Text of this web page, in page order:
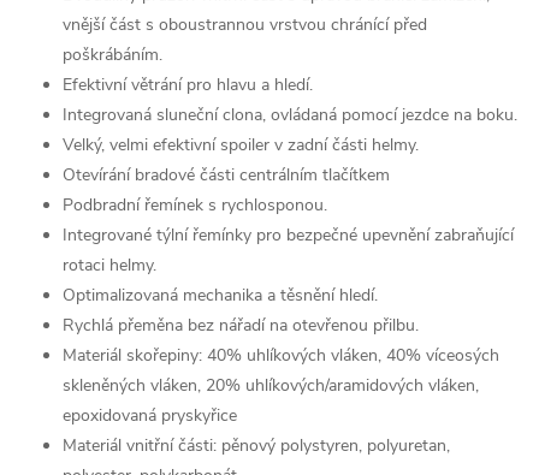
vnější část s oboustrannou vrstvou chránící před
poškrábáním.
Efektivní větrání pro hlavu a hledí.
Integrovaná sluneční clona, ovládaná pomocí jezdce na boku.
Velký, velmi efektivní spoiler v zadní části helmy.
Otevírání bradové části centrálním tlačítkem
Podbradní řemínek s rychlosponou.
Integrované týlní řemínky pro bezpečné upevnění zabraňující
rotaci helmy.
Optimalizovaná mechanika a těsnění hledí.
Rychlá přeměna bez nářadí na otevřenou přilbu.
Materiál skořepiny: 40% uhlíkových vláken, 40% víceosých
skleněných vláken, 20% uhlíkových/aramidových vláken,
epoxidovaná pryskyřice
Materiál vnitřní části: pěnový polystyren, polyuretan,